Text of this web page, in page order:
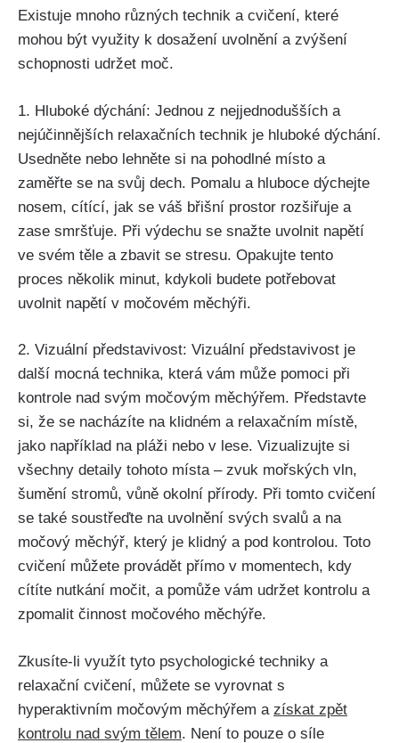
Existuje mnoho různých technik a cvičení, které
mohou být využity k dosažení‌ uvolnění a ⁢zvýšení
schopnosti udržet moč.
1. Hluboké dýchání: Jednou ‍z nejjednodušších a
nejúčinnějších ⁢relaxačních technik je hluboké dýchání.
Usedněte nebo ⁣lehněte ‍si⁤ na pohodlné‌ místo‌ a
zaměřte ‌se⁣ na svůj dech.⁣ Pomalu a hluboce dýchejte
nosem,⁤ cítící,​ jak se‌ váš břišní prostor rozšiřuje a⁤
zase ‍smršťuje. Při​ výdechu ‍se snažte ‍uvolnit napětí
ve​ svém​ těle a zbavit ‌se stresu. Opakujte⁢ tento⁣
proces několik minut, ​kdykoli budete potřebovat
uvolnit napětí v ‌močovém ‌měchýři.
2. ‍Vizuální představivost: Vizuální představivost je
další mocná technika, ‍která vám může pomoci ⁤při
kontrole nad svým močovým měchýřem.⁤ Představte
si, ‌že se nacházíte​ na klidném⁢ a ⁤relaxačním místě,
jako⁣ například na pláži nebo v lese. Vizualizujte si
všechny detaily‌ tohoto místa – zvuk mořských vln,
šumění stromů, vůně okolní přírody. Při tomto cvičení
se také soustřeďte⁢ na‍ uvolnění svých ‌svalů a na
⁣močový měchýř, který ⁤je klidný⁣ a pod kontrolou. Toto ​
cvičení můžete provádět přímo v momentech, kdy
cítíte nutkání močit, a⁤ pomůže vám udržet kontrolu a‌
zpomalit ⁣činnost močového měchýře.
Zkusíte-li využít⁢ tyto psychologické techniky a
relaxační ⁣cvičení,⁤ můžete se‌ vyrovnat⁣ s​
hyperaktivním močovým měchýřem a získat zpět
kontrolu nad svým tělem. Není‌ to pouze​ o ⁢síle